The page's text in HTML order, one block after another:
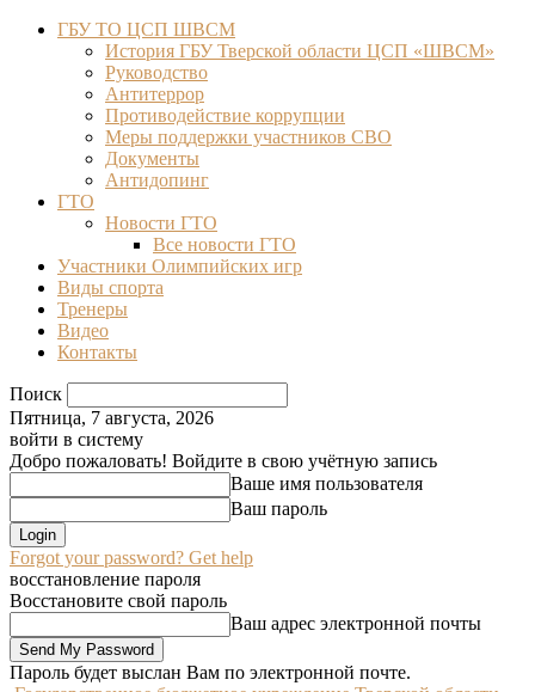
ГБУ ТО ЦСП ШВСМ
История ГБУ Тверской области ЦСП «ШВСМ»
Руководство
Антитеррор
Противодействие коррупции
Меры поддержки участников СВО
Документы
Антидопинг
ГТО
Новости ГТО
Все новости ГТО
Участники Олимпийских игр
Виды спорта
Тренеры
Видео
Контакты
Поиск
Пятница, 7 августа, 2026
войти в систему
Добро пожаловать! Войдите в свою учётную запись
Ваше имя пользователя
Ваш пароль
Forgot your password? Get help
восстановление пароля
Восстановите свой пароль
Ваш адрес электронной почты
Пароль будет выслан Вам по электронной почте.